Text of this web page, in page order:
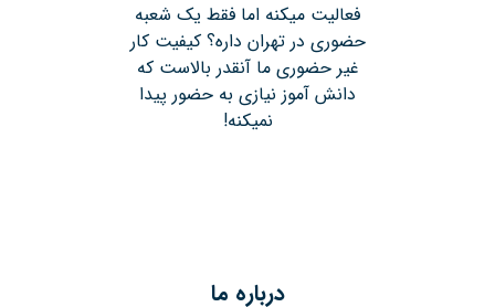
فعالیت میکنه اما فقط یک شعبه
حضوری در تهران داره؟ کیفیت کار
غیر حضوری ما آنقدر بالاست که
دانش آموز نیازی به حضور پیدا
نمیکنه!
درباره ما